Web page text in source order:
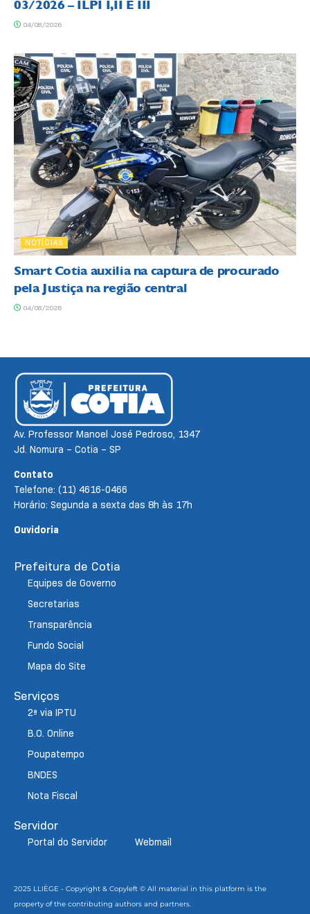
03/2026 – ILPI I,II E III
04/08/2026
NOTÍCIAS
Smart Cotia auxilia na captura de procurado
pela Justiça na região central
04/08/2026
Av. Professor Manoel José Pedroso, 1347
Jd. Nomura – Cotia – SP
Contato
Telefone: (11) 4616-0466
Horário: Segunda a sexta das 8h às 17h
Ouvidoria
Prefeitura de Cotia
Equipes de Governo
Secretarias
Transparência
Fundo Social
Mapa do Site
Serviços
2ª via IPTU
B.O. Online
Poupatempo
BNDES
Nota Fiscal
Servidor
Portal do Servidor Webmail
2025 LLIÈGE - Copyright & Copyleft © All material in this platform is the
property of the contributing authors and partners.